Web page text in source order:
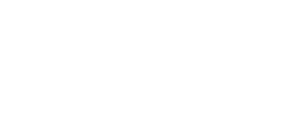
продукцию внутрисуставной жидкости.